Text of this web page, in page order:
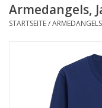
Accessoires
Armedangels,
STARTSEITE/